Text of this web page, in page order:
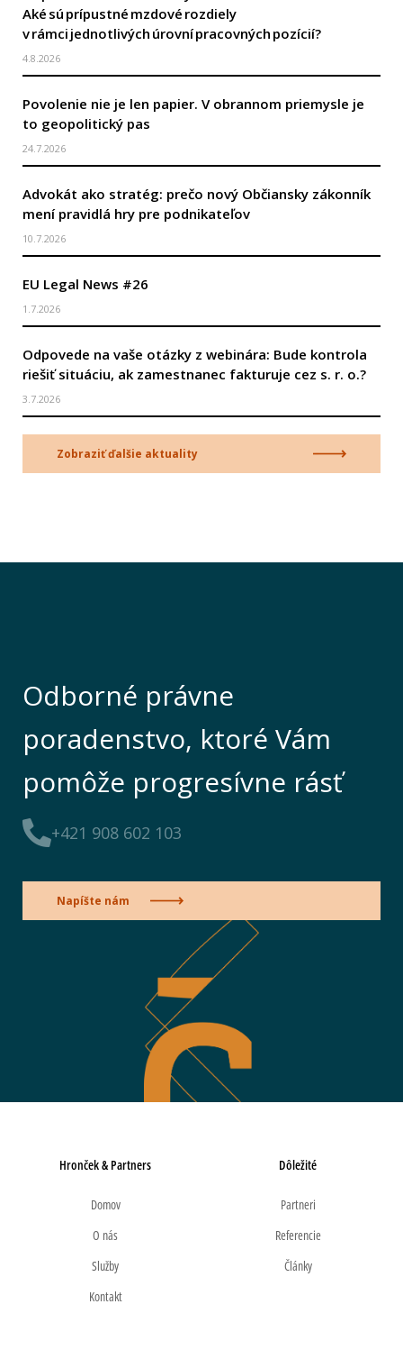
Aké sú prípustné mzdové rozdiely
v rámci jednotlivých úrovní pracovných pozícií?
4.8.2026
Povolenie nie je len papier. V obrannom priemysle je
to geopolitický pas
24.7.2026
Advokát ako stratég: prečo nový Občiansky zákonník
mení pravidlá hry pre podnikateľov
10.7.2026
EU Legal News #26
1.7.2026
Odpovede na vaše otázky z webinára: Bude kontrola
riešiť situáciu, ak zamestnanec fakturuje cez s. r. o.?
3.7.2026
Zobraziť ďalšie aktuality
Odborné právne
poradenstvo, ktoré Vám
pomôže progresívne rásť
+421 908 602 103
Napíšte nám
Hronček & Partners
Domov
O nás
Služby
Kontakt
Dôležité
Partneri
Referencie
Články